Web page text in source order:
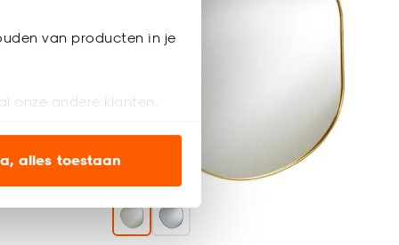
van producten in je
onze andere klanten.
om alleen de
wel of niet te
alles toestaan